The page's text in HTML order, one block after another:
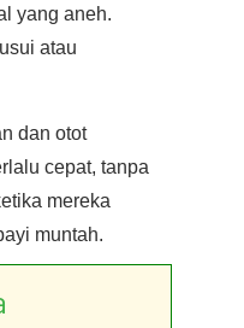
yang aneh.
atau
dan otot
cepat, tanpa
mereka
muntah.